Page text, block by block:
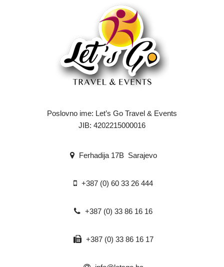
Poslovno ime: Let’s Go Travel & Events
JIB: 4202215000016
Ferhadija 17B Sarajevo
+387 (0) 60 33 26 444
+387 (0) 33 86 16 16
+387 (0) 33 86 16 17